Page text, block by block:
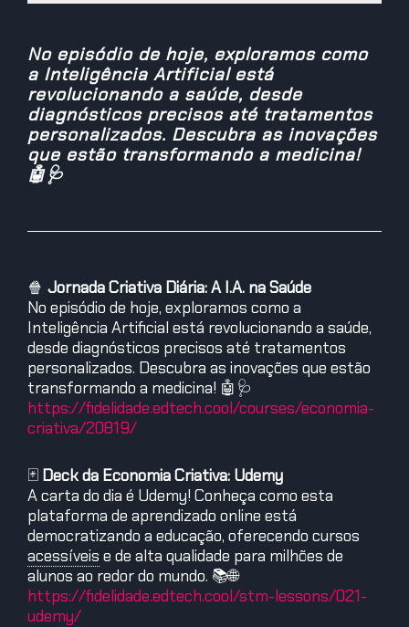
No episódio de hoje, exploramos como
a Inteligência Artificial está
revolucionando a saúde, desde
diagnósticos precisos até tratamentos
personalizados. Descubra as inovações
que estão transformando a medicina!
🤖🩺
🍿 Jornada Criativa Diária: A I.A. na Saúde
No episódio de hoje, exploramos como a
Inteligência Artificial está revolucionando a saúde,
desde diagnósticos precisos até tratamentos
personalizados. Descubra as inovações que estão
transformando a medicina! 🤖🩺
https://fidelidade.edtech.cool/courses/economia-
criativa/20819/
🃏 Deck da Economia Criativa: Udemy
A carta do dia é Udemy! Conheça como esta
plataforma de aprendizado online está
democratizando a educação, oferecendo cursos
acessíveis e de alta qualidade para milhões de
alunos ao redor do mundo. 📚🌐
https://fidelidade.edtech.cool/stm-lessons/021-
udemy/